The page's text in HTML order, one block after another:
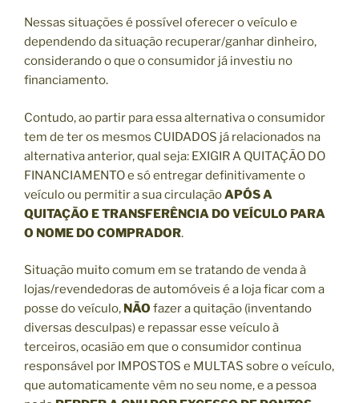
Nessas situações é possível oferecer o veículo e
dependendo da situação recuperar/ganhar dinheiro,
considerando o que o consumidor já investiu no
financiamento.
Contudo, ao partir para essa alternativa o consumidor
tem de ter os mesmos CUIDADOS já relacionados na
alternativa anterior, qual seja: EXIGIR A QUITAÇÃO DO
FINANCIAMENTO e só entregar definitivamente o
veículo ou permitir a sua circulaçãoAPÓS A
QUITAÇÃO E TRANSFERÊNCIA DO VEÍCULO PARA
O NOME DO COMPRADOR.
Situação muito comum em se tratando de venda à
lojas/revendedoras de automóveis é a loja ficar com a
posse do veículo, NÃO fazer a quitação (inventando
diversas desculpas) e repassar esse veículo à
terceiros, ocasião em que o consumidor continua
responsável por IMPOSTOS e MULTAS sobre o veículo,
que automaticamente vêm no seu nome, e a pessoa